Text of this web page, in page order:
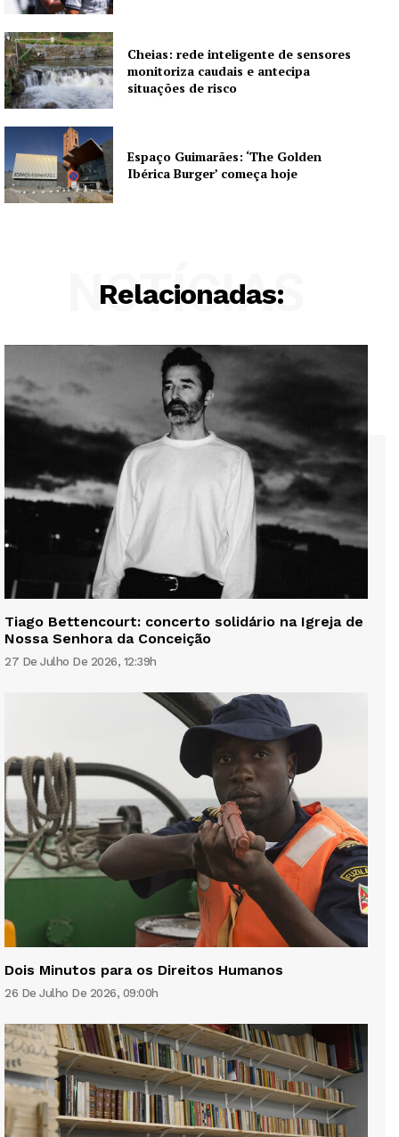
Cheias: rede inteligente de sensores
monitoriza caudais e antecipa
situações de risco
Espaço Guimarães: ‘The Golden
Ibérica Burger’ começa hoje
Relacionadas:
NOTÍCIAS
Tiago Bettencourt: concerto solidário na Igreja de
Nossa Senhora da Conceição
27 De Julho De 2026, 12:39h
Dois Minutos para os Direitos Humanos
26 De Julho De 2026, 09:00h